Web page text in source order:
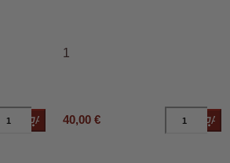
Añadir al carrito
1
40,00 €